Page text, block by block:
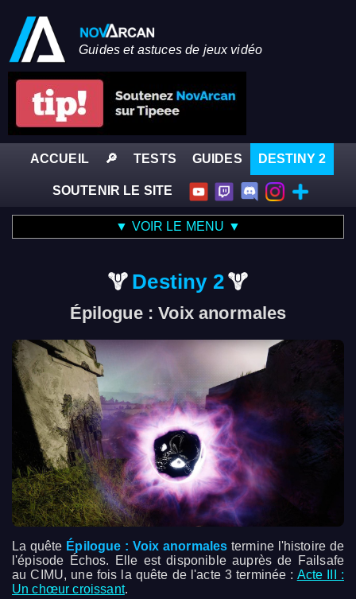
Guides et astuces de jeux vidéo
ACCUEIL 🔎 TESTS GUIDES DESTINY 2
SOUTENIR LE SITE
▼ VOIR LE MENU ▼
Destiny 2
Épilogue : Voix anormales
La quête Épilogue : Voix anormales termine l'histoire de
l'épisode Échos. Elle est disponible auprès de Failsafe
au CIMU, une fois la quête de l'acte 3 terminée : Acte III :
Un chœur croissant.